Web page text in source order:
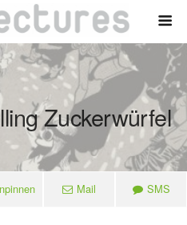
Zuckerwürfel
Mail SMS